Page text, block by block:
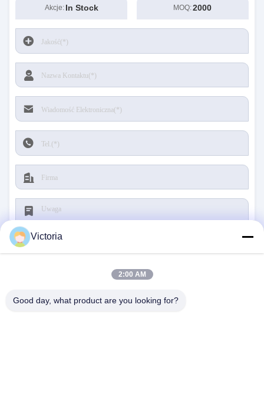
Akcje: In Stock MOQ:2000
Victoria
2:00 AM
Good day, what product are you looking for?